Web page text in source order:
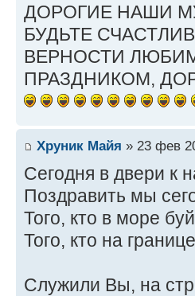
ДОРОГИЕ НАШИ
БУДЬТЕ
ВЕРНОСТИ
ПРАЗДНИКОМ,
Хруник Майя » 23 фев
Сегодня в двери к
Поздравить мы
Того, кто в море
Того, кто на
Служили Вы, на